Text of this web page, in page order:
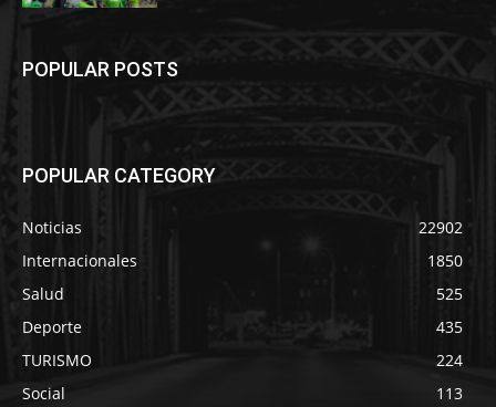
POPULAR POSTS
POPULAR CATEGORY
Noticias
22902
Internacionales
1850
Salud
525
Deporte
435
TURISMO
224
Social
113